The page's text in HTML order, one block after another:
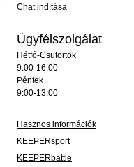
Chat indítása
Ügyfélszolgálat
Hétfő-Csütörtök
9:00-16:00
Péntek
9:00-13:00
Hasznos információk
KEEPERsport
KEEPERbattle